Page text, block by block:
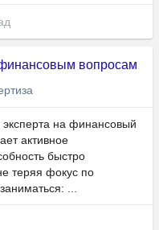
вопросам
на финансовый
активное
быстро
теряя фокус по
...